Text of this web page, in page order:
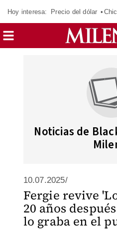
Hoy interesa: Precio del dólar
Noticias de
10.07.2025/
Fergie revive
20 años
lo graba en el